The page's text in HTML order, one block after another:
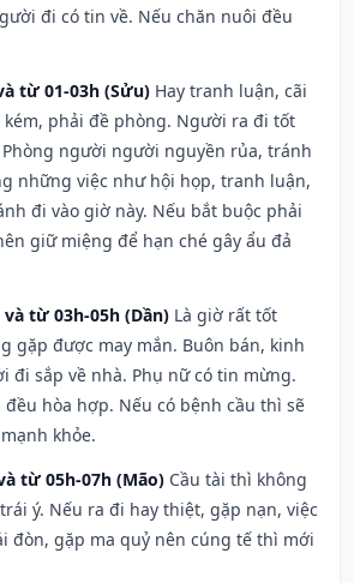
đi có tin về. Nếu chăn nuôi đều
từ 01-03h (Sửu) Hay tranh luận, cãi
kém, phải đề phòng. Người ra đi tốt
người người nguyền rủa, tránh
những việc như hội họp, tranh luận,
đi vào giờ này. Nếu bắt buộc phải
giữ miệng để hạn ché gây ẩu đả
từ 03h-05h (Dần) Là giờ rất tốt
gặp được may mắn. Buôn bán, kinh
đi sắp về nhà. Phụ nữ có tin mừng.
hòa hợp. Nếu có bệnh cầu thì sẽ
khỏe.
từ 05h-07h (Mão) Cầu tài thì không
ý. Nếu ra đi hay thiệt, gặp nạn, việc
đòn, gặp ma quỷ nên cúng tế thì mới